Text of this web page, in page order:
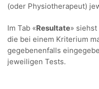
(oder Physiotherapeut)
Im Tab «Resultate»
die bei einem Kriterium
gegebenenfalls
jeweiligen Tests.